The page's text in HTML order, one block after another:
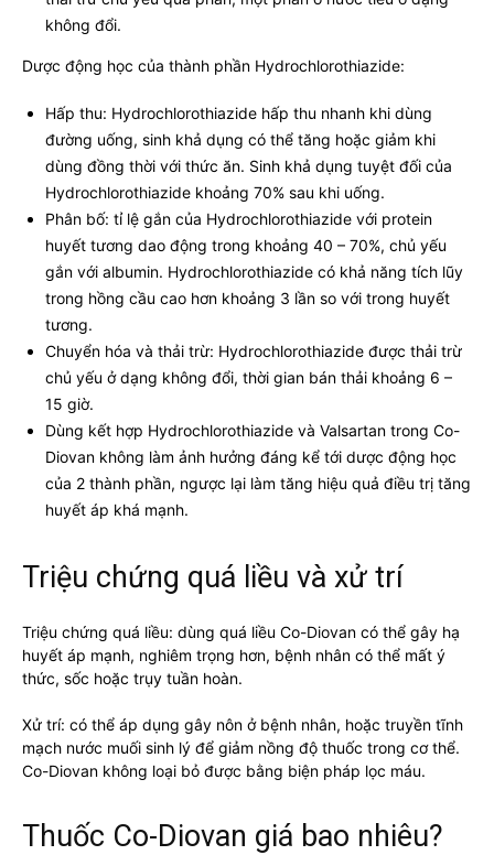
không đổi.
Dược động học của thành phần Hydrochlorothiazide:
Hấp thu: Hydrochlorothiazide hấp thu nhanh khi dùng
đường uống, sinh khả dụng có thể tăng hoặc giảm khi
dùng đồng thời với thức ăn. Sinh khả dụng tuyệt đối của
Hydrochlorothiazide khoảng 70% sau khi uống.
Phân bố: tỉ lệ gắn của Hydrochlorothiazide với protein
huyết tương dao động trong khoảng 40 – 70%, chủ yếu
gắn với albumin. Hydrochlorothiazide có khả năng tích lũy
trong hồng cầu cao hơn khoảng 3 lần so với trong huyết
tương.
Chuyển hóa và thải trừ: Hydrochlorothiazide được thải trừ
chủ yếu ở dạng không đổi, thời gian bán thải khoảng 6 –
15 giờ.
Dùng kết hợp Hydrochlorothiazide và Valsartan trong Co-
Diovan không làm ảnh hưởng đáng kể tới dược động học
của 2 thành phần, ngược lại làm tăng hiệu quả điều trị tăng
huyết áp khá mạnh.
Triệu chứng quá liều và xử trí
Triệu chứng quá liều: dùng quá liều Co-Diovan có thể gây hạ
huyết áp mạnh, nghiêm trọng hơn, bệnh nhân có thể mất ý
thức, sốc hoặc trụy tuần hoàn.
Xử trí: có thể áp dụng gây nôn ở bệnh nhân, hoặc truyền tĩnh
mạch nước muối sinh lý để giảm nồng độ thuốc trong cơ thể.
Co-Diovan không loại bỏ được bằng biện pháp lọc máu.
Thuốc Co-Diovan giá bao nhiêu?